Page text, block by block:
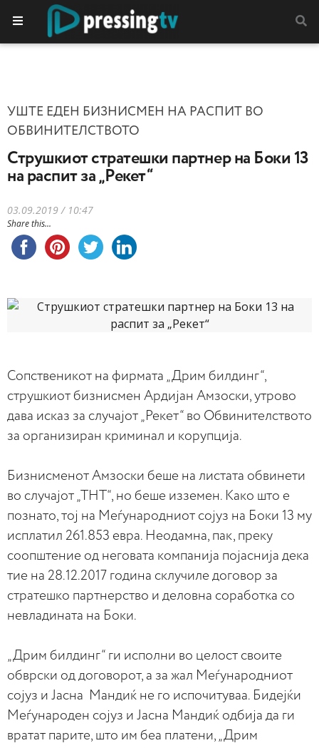
УШТЕ ЕДЕН БИЗНИСМЕН НА РАСПИТ ВО
ОБВИНИТЕЛСТВОТО
Струшкиот стратешки партнер на Боки 13
на распит за „Рекет“
03.09.2019 / 10:47
Share this...
Сопственикот на фирмата „Дрим билдинг“,
струшкиот бизнисмен Ардијан Амзоски, утрово
дава исказ за случајот „Рекет“ во Обвинителството
за организиран криминал и корупција.
Бизнисменот Амзоски беше на листата обвинети
во случајот „ТНТ“, но беше изземен. Како што е
познато, тој на Меѓународниот сојуз на Боки 13 му
исплатил 261.853 евра. Неодамна, пак, преку
соопштение од неговата компанија појаснија дека
тие на 28.12.2017 година склучиле договор за
стратешко партнерство и деловна соработка со
невладината на Боки.
„Дрим билдинг“ ги исполни во целост своите
обврски од договорот, а за жал Меѓународниот
сојуз и Јасна Мандиќ не го испочитуваа. Бидејќи
Меѓународен сојуз и Јасна Мандиќ одбија да ги
вратат парите, што им беа платени, „Дрим